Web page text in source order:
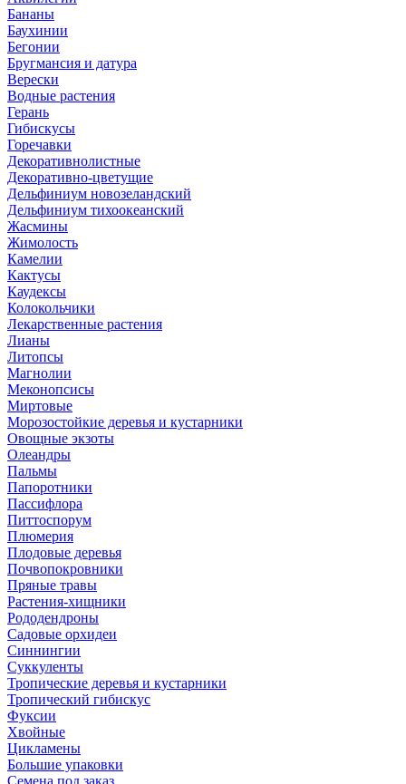
Бананы
Баухинии
Бегонии
Бругмансия и датура
Верески
Водные растения
Герань
Гибискусы
Горечавки
Декоративнолистные
Декоративно-цветущие
Дельфиниум новозеландский
Дельфиниум тихоокеанский
Жасмины
Жимолость
Камелии
Кактусы
Каудексы
Колокольчики
Лекарственные растения
Лианы
Литопсы
Магнолии
Меконопсисы
Миртовые
Морозостойкие деревья и кустарники
Овощные экзоты
Олеандры
Пальмы
Папоротники
Пассифлора
Питтоспорум
Плюмерия
Плодовые деревья
Почвопокровники
Пряные травы
Растения-хищники
Рододендроны
Садовые орхидеи
Синнингии
Суккуленты
Тропические деревья и кустарники
Тропический гибискус
Фуксии
Хвойные
Цикламены
Большие упаковки